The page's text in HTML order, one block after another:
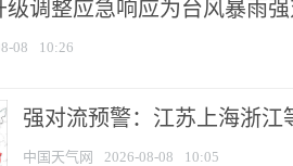
级调整应急响应为台风暴雨
08 10:26
强对流预警：江苏上海浙江
中国天气网 2026-08-08 10:05